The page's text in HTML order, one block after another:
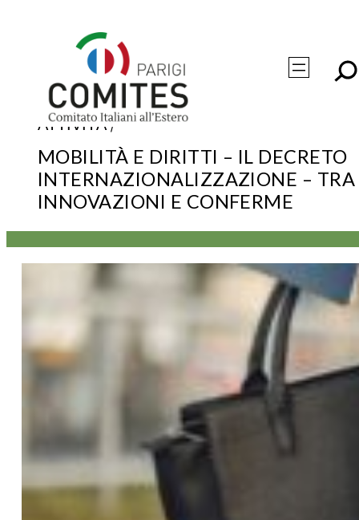
ATTIVITÀ/
MOBILITÀ E DIRITTI – IL DECRETO
INTERNAZIONALIZZAZIONE – TRA
INNOVAZIONI E CONFERME